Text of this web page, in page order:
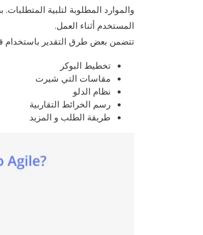
المستخدم أثناء العمل.
تتضمن بعض طرق التقدير
تخطيط البوكر
مقاسات التي شيرت
نظام الدلو
رسم الخرائط التقاربية
طريقة الطلب و المزيد